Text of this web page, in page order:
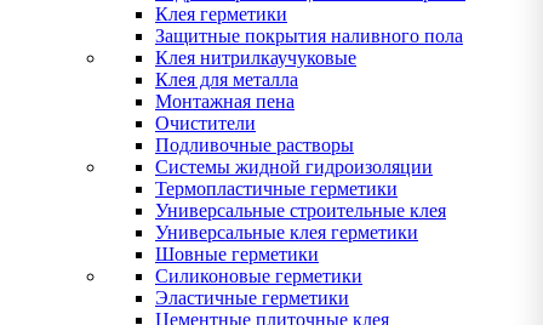
Клея герметики
Защитные покрытия наливного пола
Клея нитрилкаучуковые
Клея для металла
Монтажная пена
Очистители
Подливочные растворы
Системы жидной гидроизоляции
Термопластичные герметики
Универсальные строительные клея
Универсальные клея герметики
Шовные герметики
Силиконовые герметики
Эластичные герметики
Цементные плиточные клея